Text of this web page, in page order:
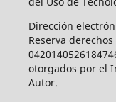
Dirección
Reserva
otorgados por el
Autor.